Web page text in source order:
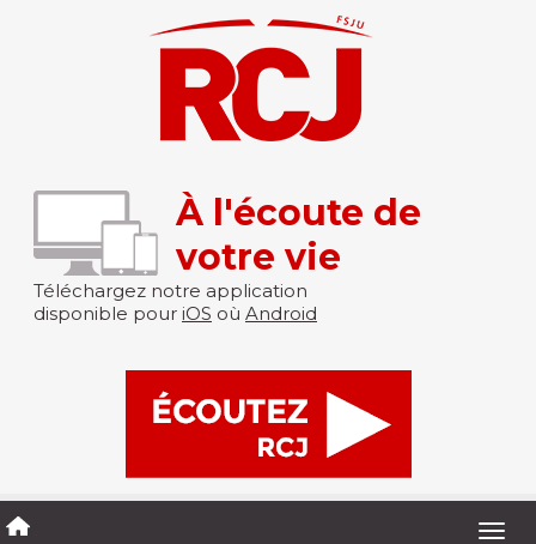
À l'écoute de
votre vie
Téléchargez notre application
disponible pour iOS où Android